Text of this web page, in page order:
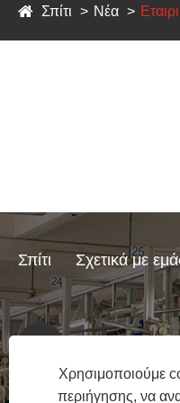
Σπίτι Νέα
Σπίτι Σχετικά με
Χρησιμοποιούμε
περιήγησης, να